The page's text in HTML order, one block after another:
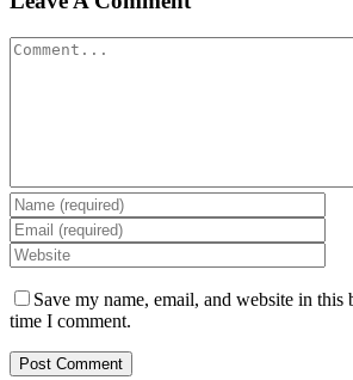
Comment
Save my name, email, and website in this
time I comment.